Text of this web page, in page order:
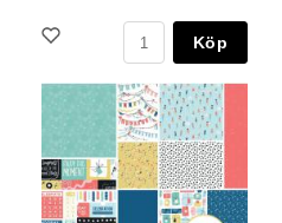
Köp